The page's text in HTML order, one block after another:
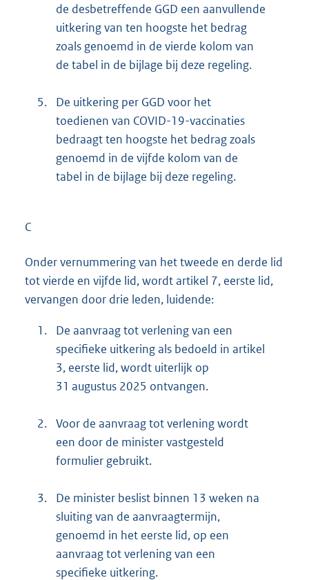
de desbetreffende GGD een aanvullende
uitkering van ten hoogste het bedrag
zoals genoemd in de vierde kolom van
de tabel in de bijlage bij deze regeling.
5.
De uitkering per GGD voor het
toedienen van COVID-19-vaccinaties
bedraagt ten hoogste het bedrag zoals
genoemd in de vijfde kolom van de
tabel in de bijlage bij deze regeling.
C
Onder vernummering van het tweede en derde lid
tot vierde en vijfde lid, wordt artikel 7, eerste lid,
vervangen door drie leden, luidende:
1.
De aanvraag tot verlening van een
specifieke uitkering als bedoeld in artikel
3, eerste lid, wordt uiterlijk op
31 augustus 2025 ontvangen.
2. Voor de aanvraag tot verlening wordt
een door de minister vastgesteld
formulier gebruikt.
3.
De minister beslist binnen 13 weken na
sluiting van de aanvraagtermijn,
genoemd in het eerste lid, op een
aanvraag tot verlening van een
specifieke uitkering.